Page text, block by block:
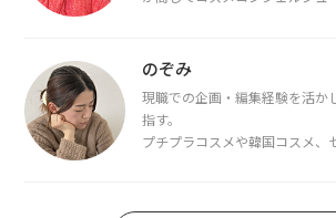
断・骨格診断によるイメージコ
のぞみ
現職での企画・編集経験を活か
指す。
プチプラコスメや韓国コスメ、
日本化粧品検定1級保有。